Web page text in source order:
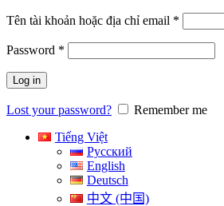
Tên tài khoản hoặc địa chỉ email *
buộc
Password *
buộc
Log in
Lost your password?
Remember me
Tiếng Việt
Русский
English
Deutsch
中文 (中国)